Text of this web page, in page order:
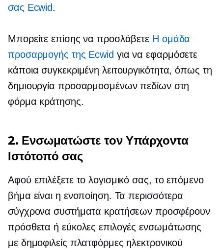
σας Ecwid.
Μπορείτε επίσης να προσλάβετε Η ομάδα
προσαρμογής της Ecwid για να εφαρμόσετε
κάποια συγκεκριμένη λειτουργικότητα, όπως τη
δημιουργία προσαρμοσμένων πεδίων στη
φόρμα κράτησης.
2. Ενσωματώστε τον Υπάρχοντα
Ιστότοπό σας
Αφού επιλέξετε το λογισμικό σας, το επόμενο
βήμα είναι η ενοποίηση. Τα περισσότερα
σύγχρονα συστήματα κρατήσεων προσφέρουν
πρόσθετα ή εύκολες επιλογές ενσωμάτωσης
με δημοφιλείς πλατφόρμες ηλεκτρονικού